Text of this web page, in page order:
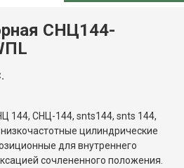
СНЦ144-
144, СНЦ-144, snts144, snts 144,
цилиндрические
для внутреннего
сочлененного положения.